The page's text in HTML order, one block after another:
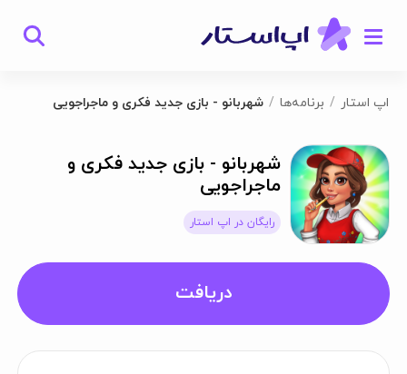
اپ استار برنامه‌ها شهربانو - بازی جدید فکری و ماجراجویی
شهربانو - بازی جدید فکری و
ماجراجویی
رایگان در اپ استار
دریافت